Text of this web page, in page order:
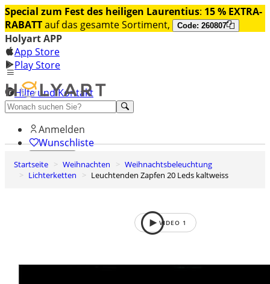
Special zum Fest des heiligen Laurentius: 15 % EXTRA-
RABATTauf das gesamte Sortiment, Code: 260807
Holyart APP
App Store
Play Store
Hilfe und Kontakt
Entdecken Sie Premium
Anmelden
Wunschliste
0
Warenkorb
Startseite Weihnachten
Weihnachtsbeleuchtung
Lichterketten
Leuchtenden Zapfen 20 Leds kaltweiss
VIDEO 1